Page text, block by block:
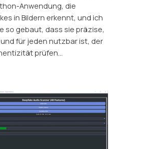
Anwendung, die
in Bildern erkennt, und ich
so gebaut, dass sie präzise,
für jeden nutzbar ist, der
prüfen…